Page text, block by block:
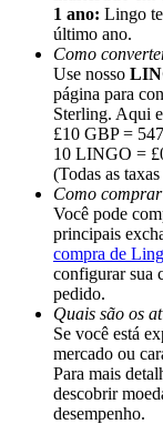
BTC Welcome
Deposit &
Deposit
Share 500000
1 ano: Lingo
último ano.
Como
Use nosso
página para
Sterling. Aqui
£10 GBP =
10 LINGO =
(Todas as
Como
Você pode
principais
compra de
configurar sua
pedido.
Quais são os
Se você está
mercado ou
Para mais
descobrir
desempenho.